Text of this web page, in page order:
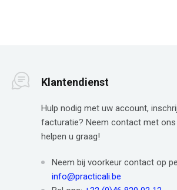
Klantendienst
Hulp nodig met uw account,
facturatie? Neem contact met ons
helpen u graag!
Neem bij voorkeur contact op
info@practicali.be